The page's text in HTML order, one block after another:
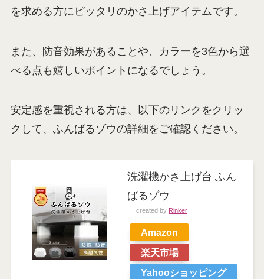
を求める方にピッタリのかさ上げアイテムです。
また、防音効果があることや、カラーを3色から選
べる点も嬉しいポイントになるでしょう。
安定感を重視される方は、以下のリンクをクリッ
クして、ふんばるゾウの詳細をご確認ください。
洗濯機かさ上げ台 ふん
ばるゾウ
created by Rinker
Amazon
楽天市場
Yahooショッピング